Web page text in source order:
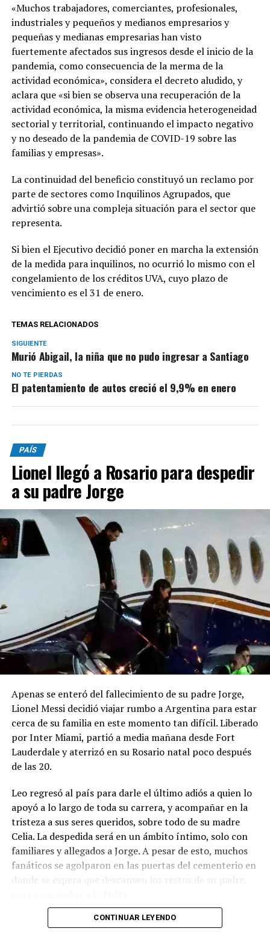
«Muchos trabajadores, comerciantes, profesionales,
industriales y pequeños y medianos empresarios y
pequeñas y medianas empresarias han visto
fuertemente afectados sus ingresos desde el inicio de la
pandemia, como consecuencia de la merma de la
actividad económica», considera el decreto aludido, y
aclara que «si bien se observa una recuperación de la
actividad económica, la misma evidencia heterogeneidad
sectorial y territorial, continuando el impacto negativo
y no deseado de la pandemia de COVID-19 sobre las
familias y empresas».
La continuidad del beneficio constituyó un reclamo por
parte de sectores como Inquilinos Agrupados, que
advirtió sobre una compleja situación para el sector que
representa.
Si bien el Ejecutivo decidió poner en marcha la extensión
de la medida para inquilinos, no ocurrió lo mismo con el
congelamiento de los créditos UVA, cuyo plazo de
vencimiento es el 31 de enero.
TEMAS RELACIONADOS
SIGUIENTE
Murió Abigail, la niña que no pudo ingresar a Santiago
NO TE PIERDAS
El patentamiento de autos creció el 9,9% en enero
PAÍS
Lionel llegó a Rosario para despedir
a su padre Jorge
Apenas se enteró del fallecimiento de su padre Jorge,
Lionel Messi decidió viajar rumbo a Argentina para estar
cerca de su familia en este momento tan difícil. Liberado
por Inter Miami, partió a media mañana desde Fort
Lauderdale y aterrizó en su Rosario natal poco después
de las 20.
Leo regresó al país para darle el último adiós a quien lo
apoyó a lo largo de toda su carrera, y acompañar en la
tristeza a sus seres queridos, sobre todo de su madre
Celia. La despedida será en un ámbito íntimo, solo con
familiares y allegados a Jorge. A pesar de esto, muchos
fanáticos se agolparon en las puertas del cementerio en
donde se espera que descansen los restos de su padre,
Luego de la ceremonia, Messi emprenderá su regreso a
CONTINUAR LEYENDO